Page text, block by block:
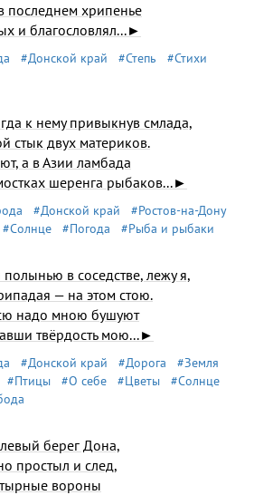
последнем хрипенье
и благословлял...►
#Донской край #Степь
#Стихи
к нему привыкнув смлада,
стык двух материков.
а в Азии ламбада
шеренга рыбаков...►
#Донской край
#Ростов-на-Дону
#Солнце #Погода #Рыба и рыбаки
в соседстве, лежу я,
— на этом стою.
надо мною бушуют
твёрдость мою...►
#Донской край #Дорога
#Земля
#Птицы #О себе #Цветы
#Солнце
берег Дона,
простыл и след,
вороны